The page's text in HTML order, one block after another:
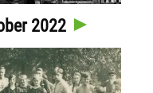
2022